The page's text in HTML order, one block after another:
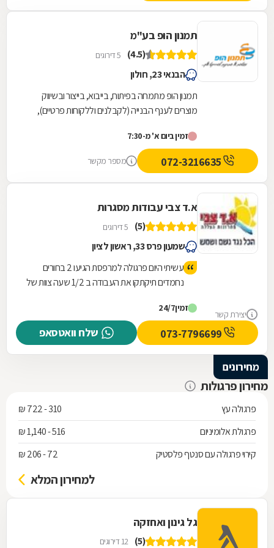
תמנון הופ בע"מ
(4.5) 5 דירוגים
הבנאי 23, חולון
תמנון הופ מתמחה בפיתוח, בייבוא, בייצור ובשיווק
מוצרים לענף הבנייה (לקבלנים וללקוחות פרטיים),
זמין ביום א' מ-7:30
מספר מקשר
יצירת קשר
א.ד צבי עבודות מסגרות
(5) 5 דירוגים
שמעון פרס 33, ראשון לציון
עשיתי היום פרגולה למרפסת הגיעו 2 בחורים
נחמדים תיקתקו את העבודה ב 1/2 שעה צוות של
הכל נקי ומסודר אשכרה צוות מנצח ממליצה מכל
זמין24/7
שלח וואטסאפ
מחירונים
מחירון פרגולות
פרגולה עץ
310 - 722 ₪
פרגולת אלומיניום
516 - 1,140 ₪
קירוי פרגולה עם סנטף פלסטיק
72 - 206 ₪
למחירון המלא
גל גינון ואחזקה
(5) 12 דירוגים